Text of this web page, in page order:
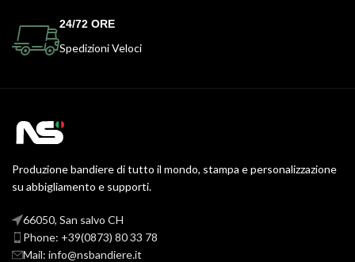
24/72 ORE
Spedizioni Veloci
Produzione bandiere di tutto il mondo, stampa e personalizzazione
su abbigliamento e supporti.
66050, San salvo CH
Phone: +39(0873) 80 33 78
Mail: info@nsbandiere.it